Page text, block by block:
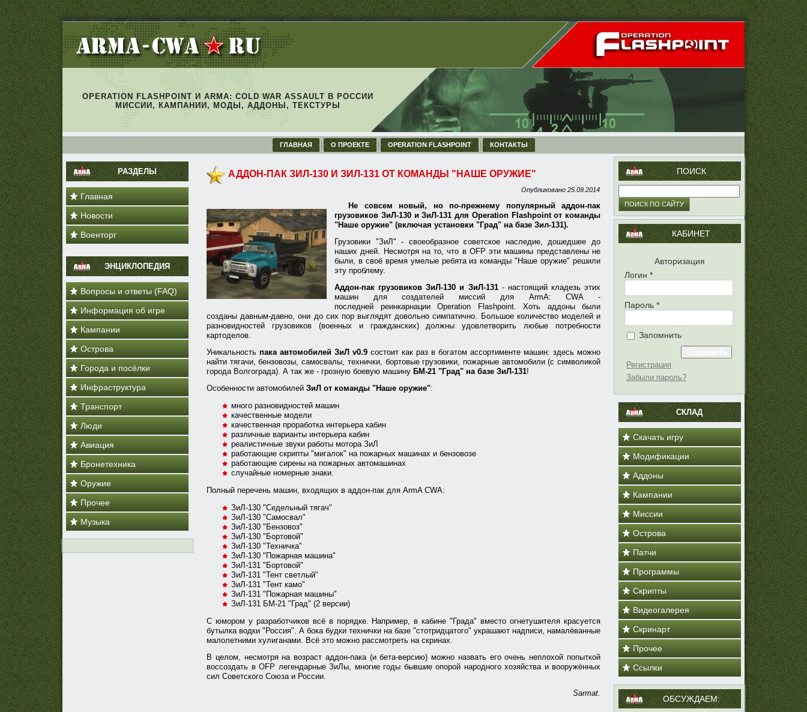
OPERATION FLASHPOINT И ARMA: COLD WAR ASSAULT В РОССИИ
МИССИИ, КАМПАНИИ, МОДЫ, АДДОНЫ, ТЕКСТУРЫ
ГЛАВНАЯ О ПРОЕКТЕ OPERATION FLASHPOINT КОНТАКТЫ
РАЗДЕЛЫ
Главная
Новости
Военторг
ЭНЦИКЛОПЕДИЯ
Вопросы и ответы (FAQ)
Информация об игре
Кампании
Острова
Города и посёлки
Инфраструктура
Транспорт
Люди
Авиация
Бронетехника
Оружие
Прочее
Музыка
АДДОН-ПАК ЗИЛ-130 И ЗИЛ-131 ОТ КОМАНДЫ "НАШЕ ОРУЖИЕ"
Опубликовано 25.09.2014
Не совсем новый, но по-прежнему популярный аддон-пак
грузовиков ЗиЛ-130 и ЗиЛ-131 для Operation Flashpoint от команды
"Наше оружие" (включая установки "Град" на базе Зил-131).
Грузовики "ЗиЛ" - своеобразное советское наследие, дошедшее до
наших дней. Несмотря на то, что в OFP эти машины представлены не
были, в своё время умелые ребята из команды "Наше оружие" решили
эту проблему.
Аддон-пак грузовиков ЗиЛ-130 и ЗиЛ-131- настоящий кладезь этих
машин для создателей миссий для ArmA: CWA -
последней реинкарнации Operation Flashpoint. Хоть аддоны были
созданы давным-давно, они до сих пор выглядят довольно симпатично. Большое количество моделей и
разновидностей грузовиков (военных и гражданских) должны удовлетворить любые потребности
картоделов.
Уникальность пака автомобилей ЗиЛ v0.9 состоит как раз в богатом ассортименте машин: здесь можно
найти тягачи, бензовозы, самосвалы, технички, бортовые грузовики, пожарные автомобили (с символикой
города Волгограда). А так же - грозную боевую машину БМ-21 "Град" на базе ЗиЛ-131!
Особенности автомобилей ЗиЛ от команды "Наше оружие":
много разновидностей машин
качественные модели
качественная проработка интерьера кабин
различные варианты интерьера кабин
реалистичные звуки работы мотора ЗиЛ
работающие скрипты "мигалок" на пожарных машинах и бензовозе
работающие сирены на пожарных автомашинах
случайные номерные знаки.
Полный перечень машин, входящих в аддон-пак для ArmA CWA:
ЗиЛ-130 "Седельный тягач"
ЗиЛ-130 "Самосвал"
ЗиЛ-130 "Бензовоз"
ЗиЛ-130 "Бортовой"
ЗиЛ-130 "Техничка"
ЗиЛ-130 "Пожарная машина"
ЗиЛ-131 "Бортовой"
ЗиЛ-131 "Тент светлый"
ЗиЛ-131 "Тент камо"
ЗиЛ-131 "Пожарная машины"
ЗиЛ-131 БМ-21 "Град" (2 версии)
С юмором у разработчиков всё в порядке. Например, в кабине "Града" вместо огнетушителя красуется
бутылка водки "Россия". А бока будки технички на базе "стотридцатого" украшают надписи, намалёванные
малолетними хулиганами. Всё это можно рассмотреть на скринах.
В целом, несмотря на возраст аддон-пака (и бета-версию) можно назвать его очень неплохой попыткой
воссоздать в OFP легендарные ЗиЛы, многие годы бывшие опорой народного хозяйства и вооружённых
сил Советского Союза и России.
Sarmat.
ПОИСК
КАБИНЕТ
Авторизация
Логин *
Пароль *
Запомнить
Регистрация
Забыли пароль?
СКЛАД
Скачать игру
Модификации
Аддоны
Кампании
Миссии
Острова
Патчи
Программы
Скрипты
Видеогалерея
Скринарт
Прочее
Ссылки
ОБСУЖДАЕМ: